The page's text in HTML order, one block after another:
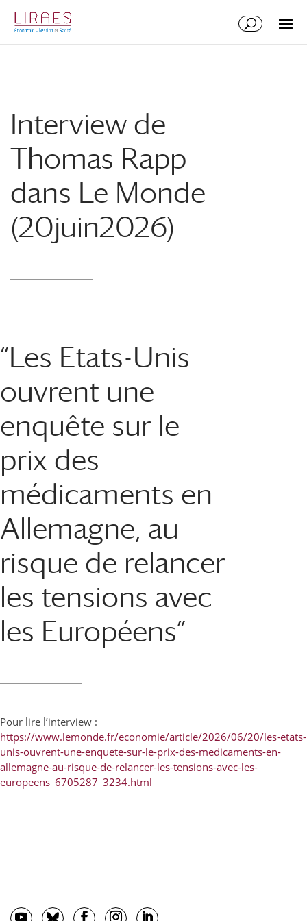
contenu
Interview de
Thomas Rapp
dans Le Monde
(20juin2026)
“Les Etats-Unis
ouvrent une
enquête sur le
prix des
médicaments en
Allemagne, au
risque de relancer
les tensions avec
les Européens”
Pour lire l’interview :
https://www.lemonde.fr/economie/article/2026/06/20/les-etats-
unis-ouvrent-une-enquete-sur-le-prix-des-medicaments-en-
allemagne-au-risque-de-relancer-les-tensions-avec-les-
europeens_6705287_3234.html